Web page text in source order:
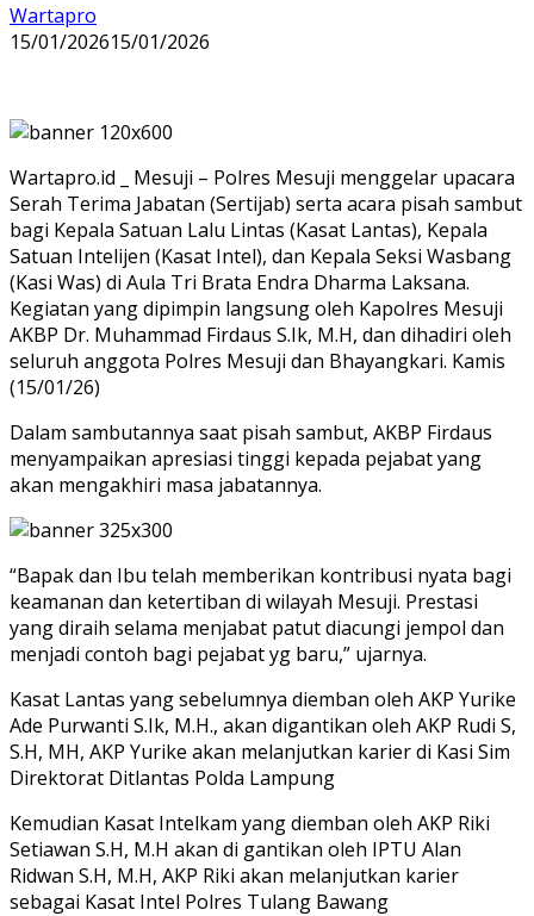
Wartapro
15/01/202615/01/2026
Wartapro.id _ Mesuji – Polres Mesuji menggelar upacara
Serah Terima Jabatan (Sertijab) serta acara pisah sambut
bagi Kepala Satuan Lalu Lintas (Kasat Lantas), Kepala
Satuan Intelijen (Kasat Intel), dan Kepala Seksi Wasbang
(Kasi Was) di Aula Tri Brata Endra Dharma Laksana.
Kegiatan yang dipimpin langsung oleh Kapolres Mesuji
AKBP Dr. Muhammad Firdaus S.Ik, M.H, dan dihadiri oleh
seluruh anggota Polres Mesuji dan Bhayangkari. Kamis
(15/01/26)
Dalam sambutannya saat pisah sambut, AKBP Firdaus
menyampaikan apresiasi tinggi kepada pejabat yang
akan mengakhiri masa jabatannya.
“Bapak dan Ibu telah memberikan kontribusi nyata bagi
keamanan dan ketertiban di wilayah Mesuji. Prestasi
yang diraih selama menjabat patut diacungi jempol dan
menjadi contoh bagi pejabat yg baru,” ujarnya.
Kasat Lantas yang sebelumnya diemban oleh AKP Yurike
Ade Purwanti S.Ik, M.H., akan digantikan oleh AKP Rudi S,
S.H, MH, AKP Yurike akan melanjutkan karier di Kasi Sim
Direktorat Ditlantas Polda Lampung
Kemudian Kasat Intelkam yang diemban oleh AKP Riki
Setiawan S.H, M.H akan di gantikan oleh IPTU Alan
Ridwan S.H, M.H, AKP Riki akan melanjutkan karier
sebagai Kasat Intel Polres Tulang Bawang